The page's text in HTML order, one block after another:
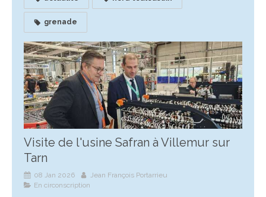
grenade
Visite de l'usine Safran à Villemur sur
Tarn
08 Jan 2026
Jean François Portarrieu
En circonscription